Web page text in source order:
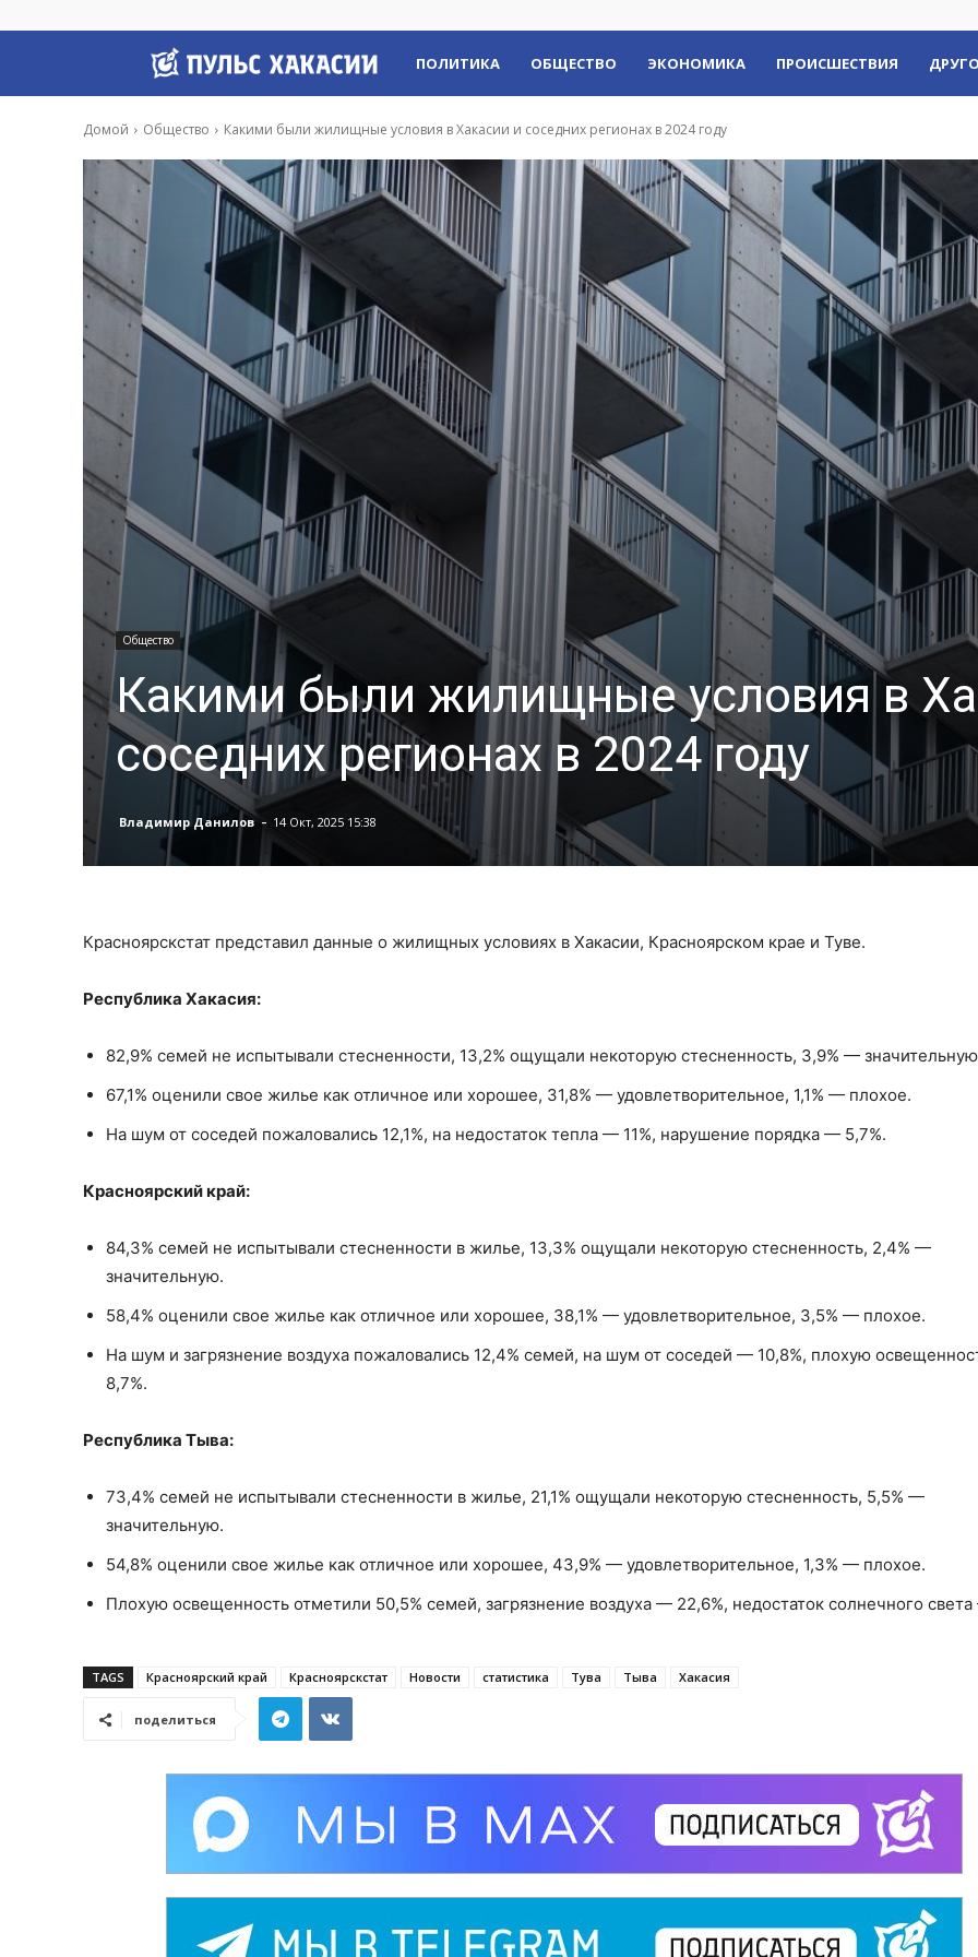
Пульс
Хакасии
ПОЛИТИКА ОБЩЕСТВО ЭКОНОМИКА ПРОИСШЕСТВИЯ
Домой Общество Какими были жилищные условия в Хакасии и соседних регионах в 2024 году
Общество
Какими были жилищные условия в
соседних регионах в 2024 году
Владимир Данилов - 14 Окт, 2025 15:38
Красноярскстат представил данные о жилищных условиях в Хакасии, Красноярском крае и Туве.
Республика Хакасия:
82,9% семей не испытывали стесненности, 13,2% ощущали некоторую стесненность, 3,9% —
67,1% оценили свое жилье как отличное или хорошее, 31,8% — удовлетворительное, 1,1% — плохое.
На шум от соседей пожаловались 12,1%, на недостаток тепла — 11%, нарушение порядка — 5,7%.
Красноярский край:
84,3% семей не испытывали стесненности в жилье, 13,3% ощущали некоторую стесненность, 2,4% —
значительную.
58,4% оценили свое жилье как отличное или хорошее, 38,1% — удовлетворительное, 3,5% — плохое.
На шум и загрязнение воздуха пожаловались 12,4% семей, на шум от соседей — 10,8%, плохую
8,7%.
Республика Тыва:
73,4% семей не испытывали стесненности в жилье, 21,1% ощущали некоторую стесненность, 5,5% —
значительную.
54,8% оценили свое жилье как отличное или хорошее, 43,9% — удовлетворительное, 1,3% — плохое.
Плохую освещенность отметили 50,5% семей, загрязнение воздуха — 22,6%, недостаток солнечного
TAGS Красноярский край Красноярскстат Новости статистика Тува Тыва Хакасия
поделиться